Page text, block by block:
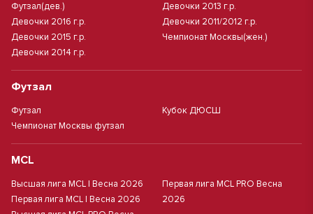
Футзал(дев.)
Девочки 2016 г.р.
Девочки 2015 г.р.
Девочки 2014 г.р.
Девочки 2013 г.р.
Девочки 2011/2012 г.р.
Чемпионат Москвы(жен.)
Футзал
Футзал
Чемпионат Москвы футзал
Кубок ДЮСШ
MCL
Высшая лига MCL | Весна 2026
Первая лига MCL | Весна 2026
Первая лига MCL PRO Весна
2026